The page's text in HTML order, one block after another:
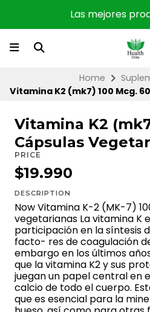
Las mejores
Home
Vitamina K2 (mk7) 100 Mcg.
Vitamina K2
Cápsulas
PRICE
$19.990
DESCRIPTION
Now Vitamina K-2 (MK-7)
vegetarianas La vitamina K
participación en la síntesis
facto- res de coagulación
embargo en los últimos
que la vitamina K2 y sus
juegan un papel central en
calcio de todo el cuerpo.
que es esencial para la